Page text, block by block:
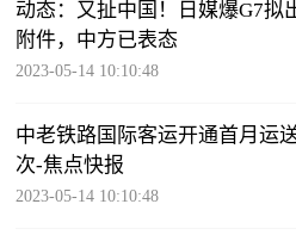
动态：又扯中国！日媒爆G7拟
附件，中方已表态
2023-05-14 10:10:48
中老铁路国际客运开通首月运
次-焦点快报
2023-05-14 10:10:48